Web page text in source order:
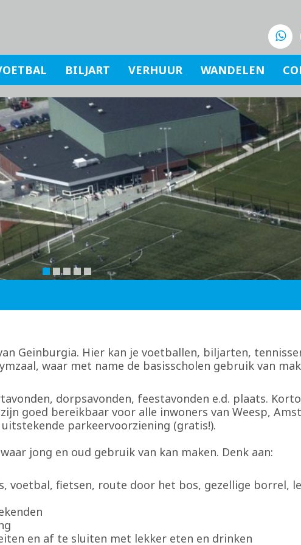
BILJART VERHUUR WANDELEN
Geinburgia. Hier kan je voetballen, biljarten,
waar met name de basisscholen gebruik van
dorpsavonden, feestavonden e.d. plaats.
goed bereikbaar voor alle inwoners van Weesp,
parkeervoorziening (gratis!).
jong en oud gebruik van kan maken. Denk aan:
fietsen, route door het bos, gezellige borrel,
en af te sluiten met lekker eten en drinken